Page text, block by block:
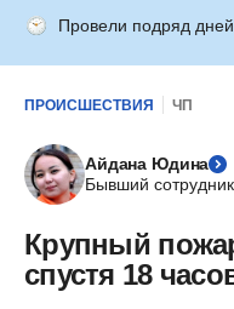
Провели подряд
ПРОИСШЕСТВИЯ ЧП
Айдана Юдина
Бывший сотрудник
Крупный
спустя 18